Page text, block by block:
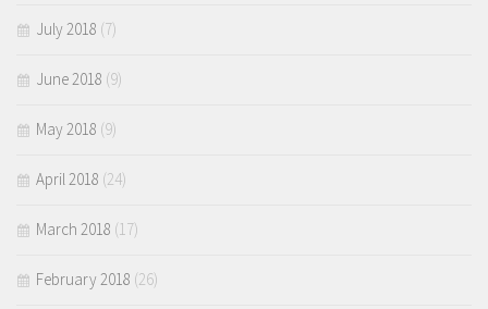
July 2018 (7)
June 2018 (9)
May 2018 (9)
April 2018 (24)
March 2018 (17)
February 2018 (26)